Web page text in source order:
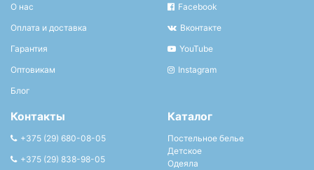
О нас
Оплата и доставка
Гарантия
Оптовикам
Блог
Facebook
Вконтакте
YouTube
Instagram
Контакты
+375 (29) 680-08-05
+375 (29) 838-98-05
Каталог
Постельное белье
Детское
Одеяла